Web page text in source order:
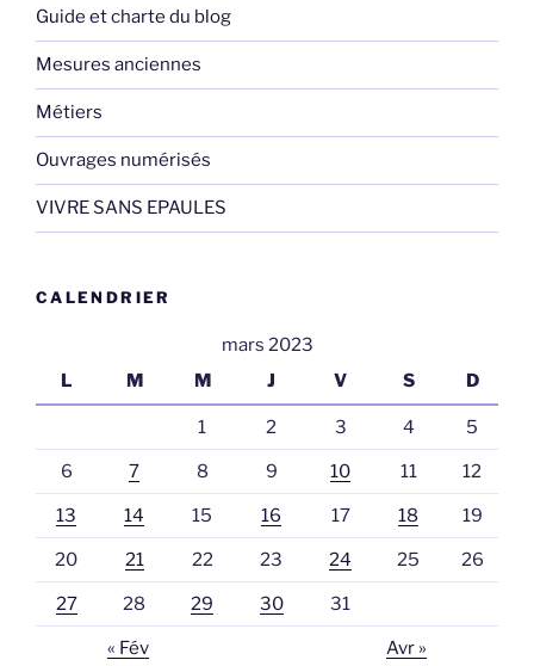
Guide et charte du blog
Mesures anciennes
Métiers
Ouvrages numérisés
VIVRE SANS EPAULES
CALENDRIER
mars 2023
L
M M J V S D
1 2 3 4 5
6 7 8 9 10 11 12
13 14 15 16 17 18 19
20 21 22 23 24 25 26
27 28 29 30 31
« Fév Avr »